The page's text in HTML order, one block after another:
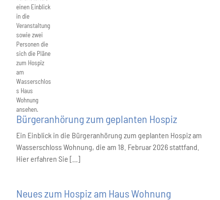
Bürgeranhörung zum geplanten Hospiz
Ein Einblick in die Bürgeranhörung zum geplanten Hospiz am
Wasserschloss Wohnung, die am 18. Februar 2026 stattfand.
Hier erfahren Sie […]
Neues zum Hospiz am Haus Wohnung